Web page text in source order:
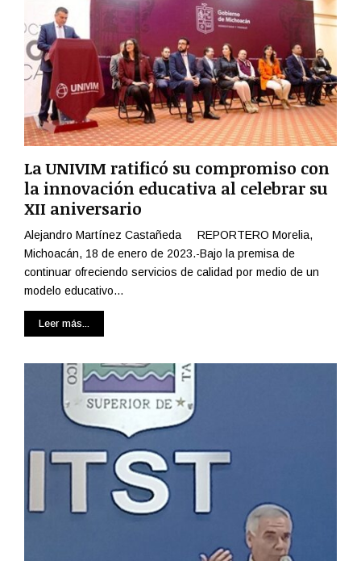
La UNIVIM ratificó su compromiso con
la innovación educativa al celebrar su
XII aniversario
Alejandro Martínez Castañeda REPORTERO Morelia,
Michoacán, 18 de enero de 2023.-Bajo la premisa de
continuar ofreciendo servicios de calidad por medio de un
modelo educativo...
Leer más...